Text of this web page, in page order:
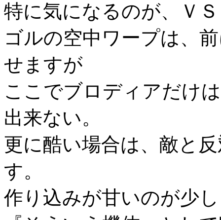
特に気になるのが、Ｖ
ゴルの空中ワープは、
せますが
ここでブロディアだけ
出来ない。
更に酷い場合は、敵と
す。
作り込みが甘いのが少